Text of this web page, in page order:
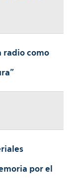
radio como
por el